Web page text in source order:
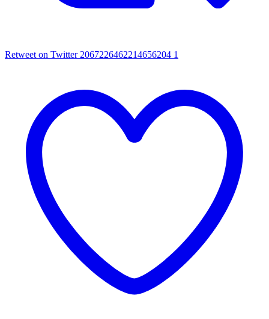
Retweet on Twitter 2067226462214656204 1